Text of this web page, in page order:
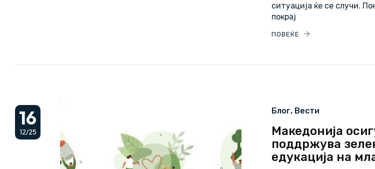
ситуација ќе се случи.
покрај
ПОВЕЌЕ
16
12/25
Блог, Вести
Македонија
поддржува
едукација на